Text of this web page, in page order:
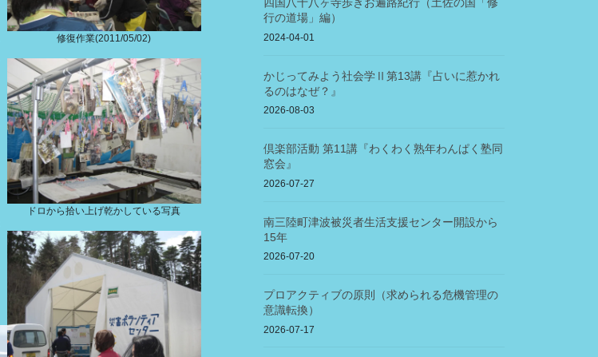
修復作業(2011/05/02)
ドロから拾い上げ乾かしている写真
四国八十八ヶ寺歩きお遍路紀行（土佐の国「修
行の道場」編）
2024-04-01
かじってみよう社会学Ⅱ第13講『占いに惹かれ
るのはなぜ？』
2026-08-03
倶楽部活動 第11講『わくわく熟年わんぱく塾同
窓会』
2026-07-27
南三陸町津波被災者生活支援センター開設から
15年
2026-07-20
プロアクティブの原則（求められる危機管理の
意識転換）
2026-07-17